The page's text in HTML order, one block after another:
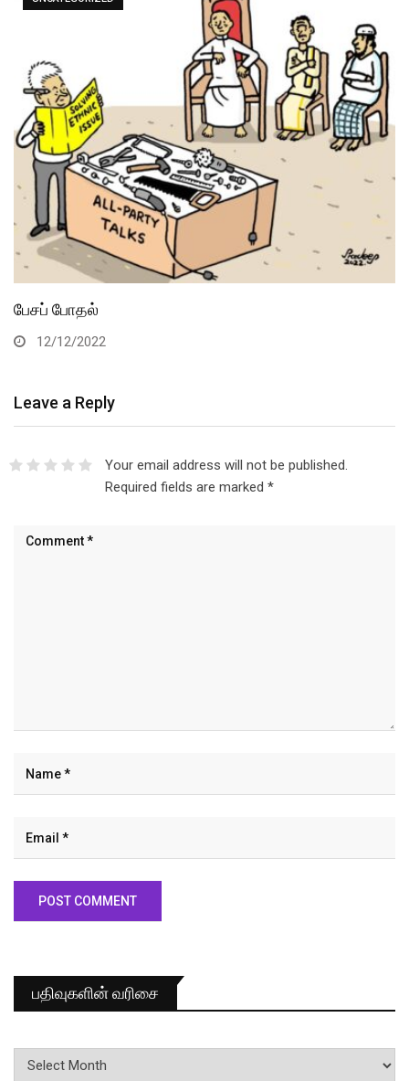
பேசப் போதல்
12/12/2022
Leave a Reply
Your email address will not be published.
Required fields are marked *
பதிவுகளின் வரிசை
பதிவுகளின்
வரிசை